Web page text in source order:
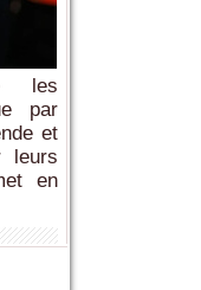
les
par
et
leurs
en